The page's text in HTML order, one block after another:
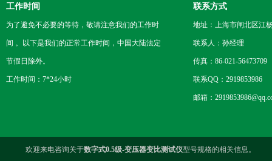
工作时间
为了避免不必要的等待，敬请注意我们的工作时
间 。以下是我们的正常工作时间，中国大陆法定
节假日除外。
工作时间：7*24小时
联系方式
地址：上海市闸北区江
联系人：孙经理
传真：86-021-56473709
联系QQ：2919853986
邮箱：
欢迎来电咨询关于数字式0.5级-变压器变比测试仪型号规格的相关信息。